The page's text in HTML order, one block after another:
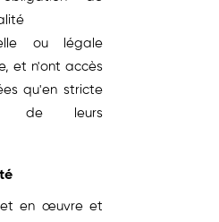
ou légale
et n'ont accès
qu'en stricte
de leurs
en œuvre et